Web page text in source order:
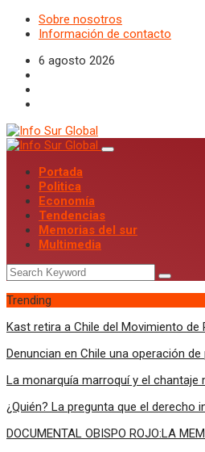
Sobre nosotros
Información de contacto
6 agosto 2026
Portada
Politica
Economía
Tendencias
Memorias del sur
Multimedia
Trending
Kast retira a Chile del Movimiento de
Denuncian en Chile una operación
La monarquía marroquí y el chantaje
¿Quién? La pregunta que el derecho
DOCUMENTAL OBISPO ROJO:LA